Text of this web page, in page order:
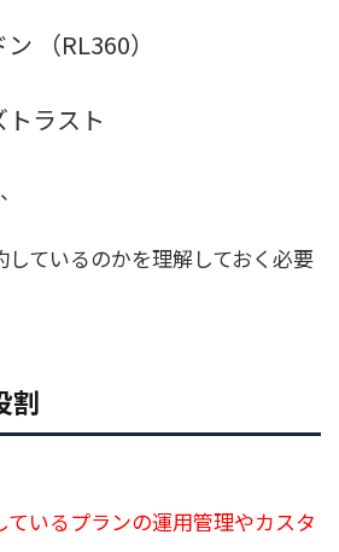
（RL360）
トラスト
しているのかを理解しておく必要
割
ているプランの運用管理やカスタ